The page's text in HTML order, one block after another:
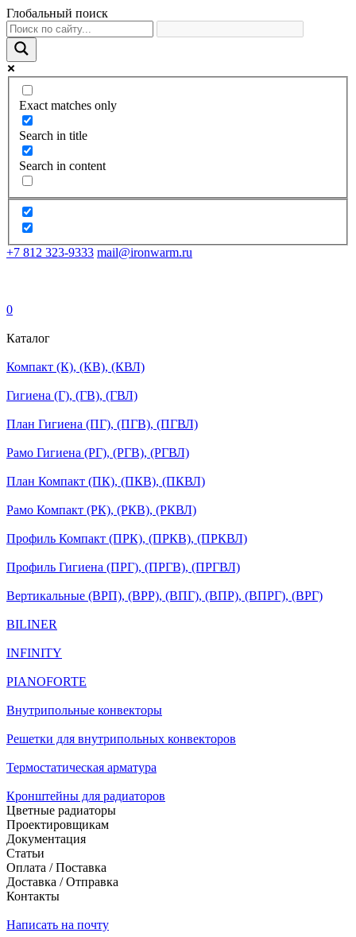
Глобальный поиск
Exact matches only
Search in title
Search in content
+7 812 323-9333 mail@ironwarm.ru
0
Каталог
Компакт (К), (КВ), (КВЛ)
Гигиена (Г), (ГВ), (ГВЛ)
План Гигиена (ПГ), (ПГВ), (ПГВЛ)
Рамо Гигиена (РГ), (РГВ), (РГВЛ)
План Компакт (ПК), (ПКВ), (ПКВЛ)
Рамо Компакт (РК), (РКВ), (РКВЛ)
Профиль Компакт (ПРК), (ПРКВ), (ПРКВЛ)
Профиль Гигиена (ПРГ), (ПРГВ), (ПРГВЛ)
Вертикальные (ВРП), (ВРР), (ВПГ), (ВПР), (ВПРГ), (ВРГ)
BILINER
INFINITY
PIANOFORTE
Внутрипольные конвекторы
Решетки для внутрипольных конвекторов
Термостатическая арматура
Кронштейны для радиаторов
Цветные радиаторы
Проектировщикам
Документация
Статьи
Оплата / Поставка
Доставка / Отправка
Контакты
Написать на почту